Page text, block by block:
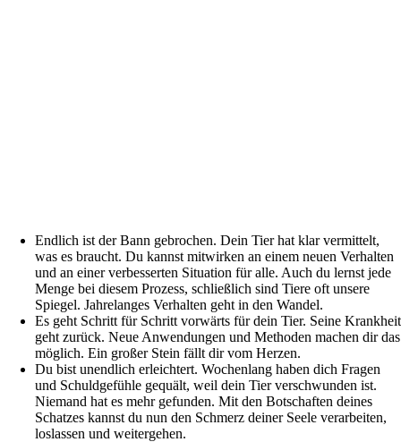
Endlich ist der Bann gebrochen. Dein Tier hat klar vermittelt,
was es braucht. Du kannst mitwirken an einem neuen Verhalten
und an einer verbesserten Situation für alle. Auch du lernst jede
Menge bei diesem Prozess, schließlich sind Tiere oft unsere
Spiegel. Jahrelanges Verhalten geht in den Wandel.
Es geht Schritt für Schritt vorwärts für dein Tier. Seine Krankheit
geht zurück. Neue Anwendungen und Methoden machen dir das
möglich. Ein großer Stein fällt dir vom Herzen.
Du bist unendlich erleichtert. Wochenlang haben dich Fragen
und Schuldgefühle gequält, weil dein Tier verschwunden ist.
Niemand hat es mehr gefunden. Mit den Botschaften deines
Schatzes kannst du nun den Schmerz deiner Seele verarbeiten,
loslassen und weitergehen.